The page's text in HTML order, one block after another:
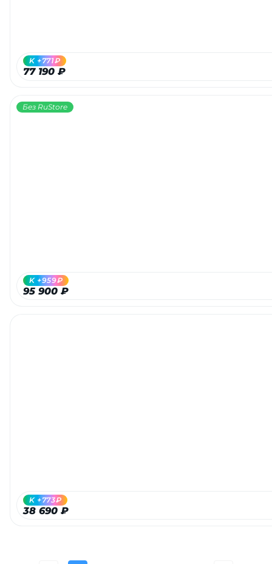
77 190 ₽
K +771₽
Без RuStore
95 900 ₽
K +959₽
38 690 ₽
K +773₽